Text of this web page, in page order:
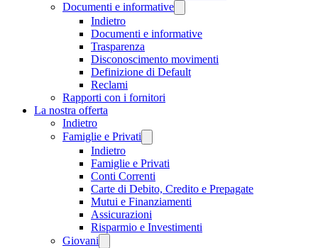
Documenti e informative
Indietro
Documenti e informative
Trasparenza
Disconoscimento movimenti
Definizione di Default
Reclami
Rapporti con i fornitori
La nostra offerta
Indietro
Famiglie e Privati
Indietro
Famiglie e Privati
Conti Correnti
Carte di Debito, Credito e Prepagate
Mutui e Finanziamenti
Assicurazioni
Risparmio e Investimenti
Giovani